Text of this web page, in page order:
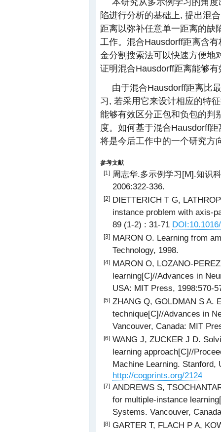
陷进行分析的基础上, 提出混
距离以弥补任意单一距离的缺
工作。混合Hausdorff距离含有
金分割搜索法可以快速方便地
证明混合Hausdorff距离能够
由于混合Hausdorff距离比
习, 若采用它来设计相应的特
能够有效区分正包和负包的判
度。如何基于混合Hausdorff
将是今后工作中的一个研究方
参考文献
[1] 周志华.多示例学习[M].知识
2006:322-336.
[2] DIETTERICH T G,
instance problem with axis-
89 (1-2) : 31-71
[3] MARON O. Learning from
Technology, 1998.
[4] MARON O, LOZANO-
learning[C]//Advances in
USA: MIT Press, 1998:570-
[5] ZHANG Q, GOLDMAN S A.
technique[C]//Advances in
Vancouver, Canada: MIT
[6] WANG J, ZUCKER J D.
learning approach[C]//
Machine Learning. Stanford,
http://cogprints.org/2124
[7] ANDREWS S,
for multiple-instance
Systems. Vancouver,
[8] GARTER T, FLACH P A,